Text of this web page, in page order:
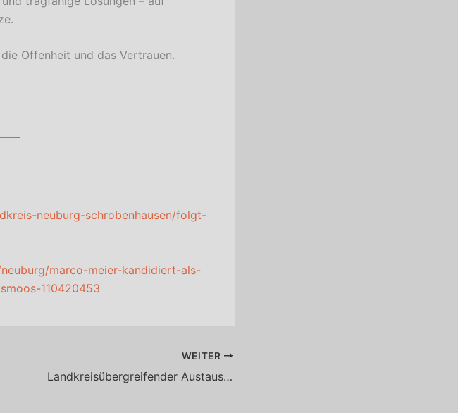
Offenheit und das Vertrauen.
neuburg-schrobenhausen/folgt-
marco-meier-kandidiert-als-
110420453
WEITER
Landkreisübergreifender Austausch in Kipfenberg